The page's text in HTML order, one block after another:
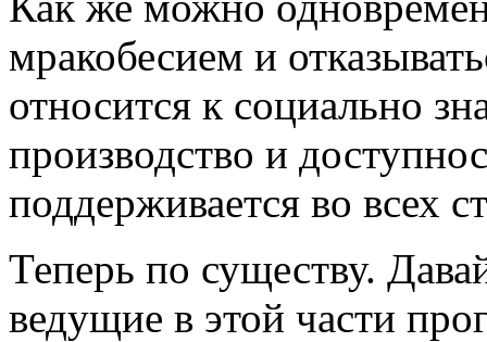
мракобесием и
относится к социально
производство и
поддерживается во всех
Теперь по существу.
ведущие в этой части